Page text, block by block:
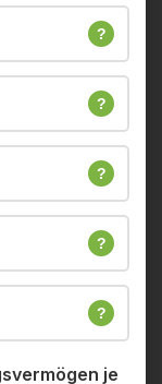
?
?
?
?
?
je